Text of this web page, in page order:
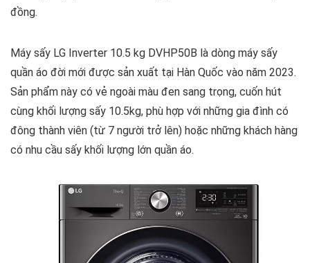
đồng.
Máy sấy LG Inverter 10.5 kg DVHP50B là dòng máy sấy
quần áo đời mới được sản xuất tại Hàn Quốc vào năm 2023.
Sản phẩm này có vẻ ngoài màu đen sang trọng, cuốn hút
cùng khối lượng sấy 10.5kg, phù hợp với những gia đình có
đông thành viên (từ 7 người trở lên) hoặc những khách hàng
có nhu cầu sấy khối lượng lớn quần áo.